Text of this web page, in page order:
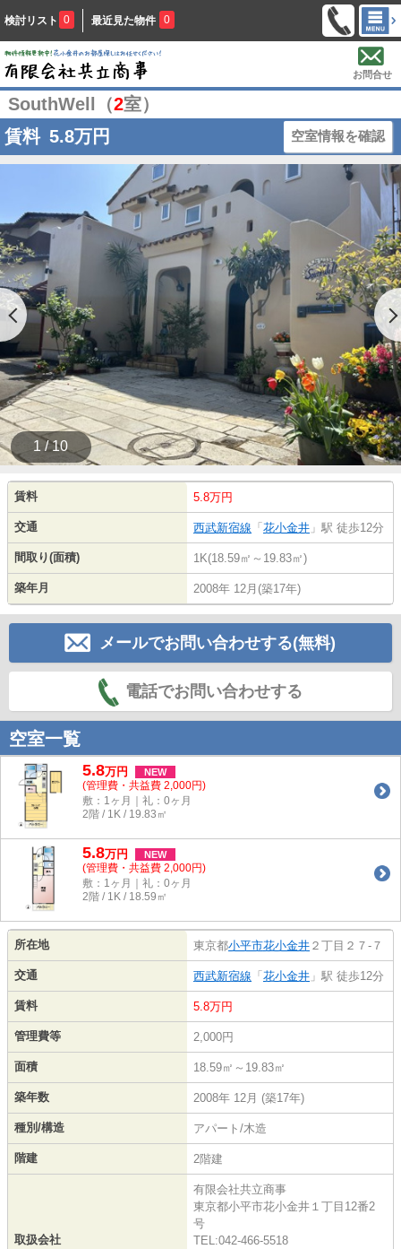
検討リスト 0 最近見た物件 0
お問合せ
SouthWell（2室）
賃料 5.8万円 空室情報を確認
1 / 10
賃料 5.8万円
交通 西武新宿線 「 花小金井 」駅 徒歩12分
間取り(面積) 1K(18.59㎡～19.83㎡)
築年月 2008年 12月(築17年)
メールでお問い合わせする(無料)
電話でお問い合わせする
空室一覧
5.8万円 NEW
(管理費・共益費 2,000円)
敷：1ヶ月｜礼：0ヶ月
2階 / 1K / 19.83㎡
5.8万円 NEW
(管理費・共益費 2,000円)
敷：1ヶ月｜礼：0ヶ月
2階 / 1K / 18.59㎡
所在地 東京都小平市花小金井 ２丁目２７-７
交通 西武新宿線 「 花小金井 」駅 徒歩12分
賃料 5.8万円
管理費等 2,000円
面積 18.59㎡～19.83㎡
築年数 2008年 12月 (築17年)
種別/構造 アパート/木造
階建 2階建
取扱会社
有限会社共立商事
東京都小平市花小金井１丁目12番2
号
TEL:042-466-5518